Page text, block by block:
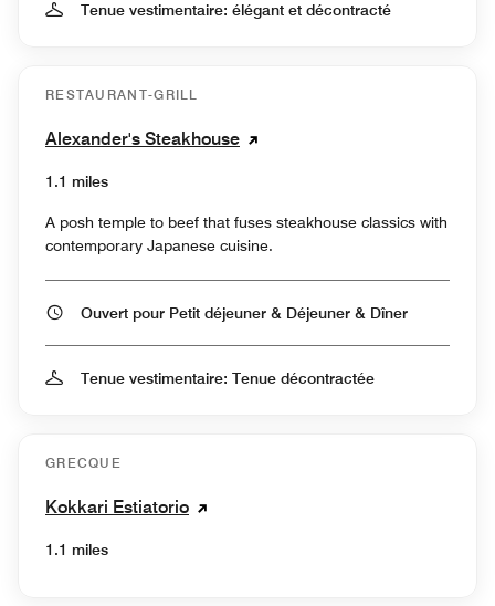
Tenue vestimentaire: élégant et décontracté
RESTAURANT-GRILL
Alexander's Steakhouse
1.1 miles
A posh temple to beef that fuses steakhouse classics with
contemporary Japanese cuisine.
Ouvert pour Petit déjeuner & Déjeuner & Dîner
Tenue vestimentaire: Tenue décontractée
GRECQUE
Kokkari Estiatorio
1.1 miles